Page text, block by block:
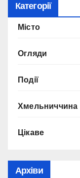
Категорії
Місто
Огляди
Події
Хмельниччина
Цікаве
Архіви